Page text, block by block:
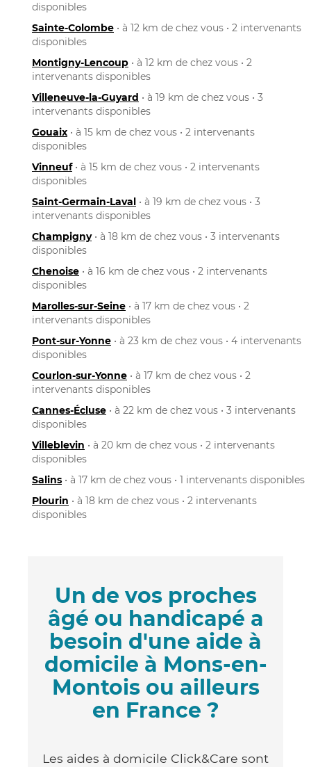
disponibles
Sainte-Colombe • à 12 km de chez vous • 2 intervenants
disponibles
Montigny-Lencoup • à 12 km de chez vous • 2
intervenants disponibles
Villeneuve-la-Guyard • à 19 km de chez vous • 3
intervenants disponibles
Gouaix • à 15 km de chez vous • 2 intervenants
disponibles
Vinneuf• à 15 km de chez vous • 2 intervenants
disponibles
Saint-Germain-Laval • à 19 km de chez vous • 3
intervenants disponibles
Champigny• à 18 km de chez vous • 3 intervenants
disponibles
Chenoise • à 16 km de chez vous • 2 intervenants
disponibles
Marolles-sur-Seine • à 17 km de chez vous • 2
intervenants disponibles
Pont-sur-Yonne • à 23 km de chez vous • 4 intervenants
disponibles
Courlon-sur-Yonne • à 17 km de chez vous • 2
intervenants disponibles
Cannes-Écluse • à 22 km de chez vous • 3 intervenants
disponibles
Villeblevin • à 20 km de chez vous • 2 intervenants
disponibles
Salins • à 17 km de chez vous • 1 intervenants disponibles
Plourin • à 18 km de chez vous • 2 intervenants
disponibles
Un de vos proches
âgé ou handicapé a
besoin d'une aide à
domicile à Mons-en-
Montois ou ailleurs
en France ?
Les aides à domicile Click&Care sont